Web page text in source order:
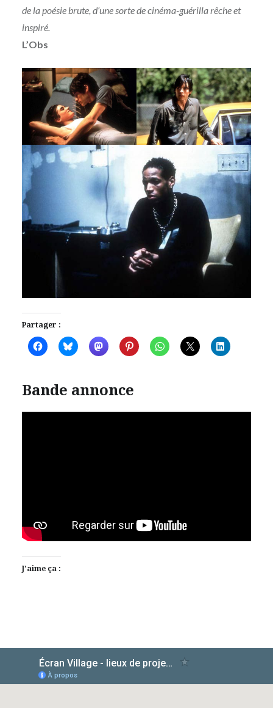
de la poésie brute, d’une sorte de cinéma-guérilla rêche et
inspiré.
L’Obs
Partager :
Bande annonce
J’aime ça :
AlloCiné